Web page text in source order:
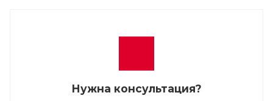
Нужна консультация?